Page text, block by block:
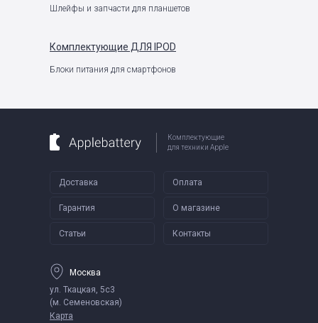
Шлейфы и запчасти для планшетов
Комплектующие ДЛЯ IPOD
Блоки питания для смартфонов
Комплектующие
для техники Apple
Доставка Оплата
Гарантия О магазине
Статьи Контакты
Москва
ул. Ткацкая, 5с3
(м. Семеновская)
Карта